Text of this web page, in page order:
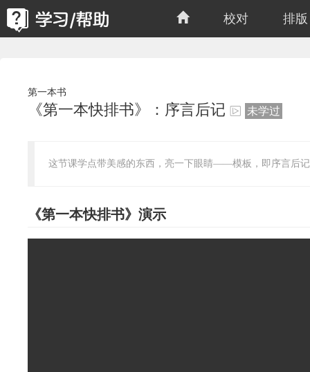
校对 排版
第一本书
《第一本快排书》：序言后记 未学过
这节课学点带美感的东西，亮一下眼睛——模板，即序言后
《第一本快排书》演示